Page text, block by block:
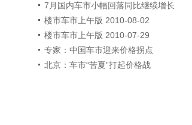
7月国内车市小幅回落同比继续增长
楼市车市上午版 2010-08-02
楼市车市上午版 2010-07-29
专家：中国车市迎来价格拐点
北京：车市“苦夏”打起价格战